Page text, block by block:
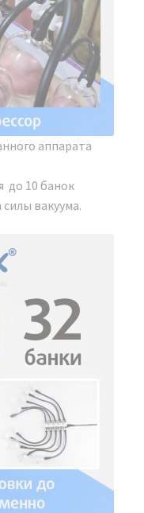
аппаратов
Модельный
завода,
аппараты на
Наша компания
без
BIO SPIDER
пакет
обучение и
В
готовые
до
и
аппарата
до 10 банок
вакуума.